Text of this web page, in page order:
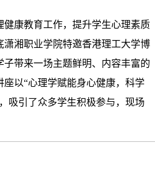
健康教育工作，提升学生心理素质
潇湘职业学院特邀香港理工大学博
带来一场主题鲜明、内容丰富的
以“心理学赋能身心健康，科学
吸引了众多学生积极参与，现场